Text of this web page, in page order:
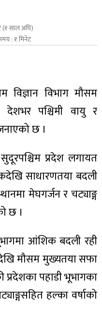
(१ साल अघि)
: १ मिनेट
विभाग मौसम
देशभर पश्चिमी वायु र
छ ।
प्रदेश लगायत
साधारणतया बदली
मेघगर्जन र चट्याङ्ग
छ ।
आंशिक बदली रही
मौसम मुख्यतया सफा
पहाडी भूभागका
हल्का वर्षाको